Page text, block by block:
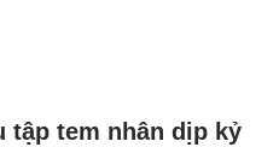
tập tem nhân dịp kỷ